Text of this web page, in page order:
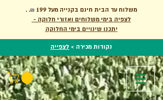
. משלוח עד הבית חינם בקנייה מעל 199 ₪
.
לצפיה בימי משלוחים ואזורי חלוקה -
יתכנו שינויים בימי החלוקה
נקודות מכירה > לצפייה